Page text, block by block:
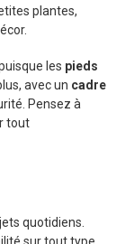
plantes,
les pieds
avec un cadre
Pensez à
tout
quotidiens.
sur tout type